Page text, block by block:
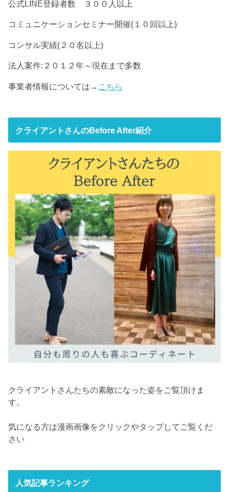
公式LINE登録者数 ３００人以上
コミュニケーションセミナー開催(１０回以上)
コンサル実績(２０名以上)
法人案件:２０１２年～現在まで多数
事業者情報については→ こちら
クライアントさんのBefore After紹介
クライアントさんたちの素敵になった姿をご覧頂けま
す。
気になる方は漫画画像をクリックやタップしてご覧くだ
さい
人気記事ランキング